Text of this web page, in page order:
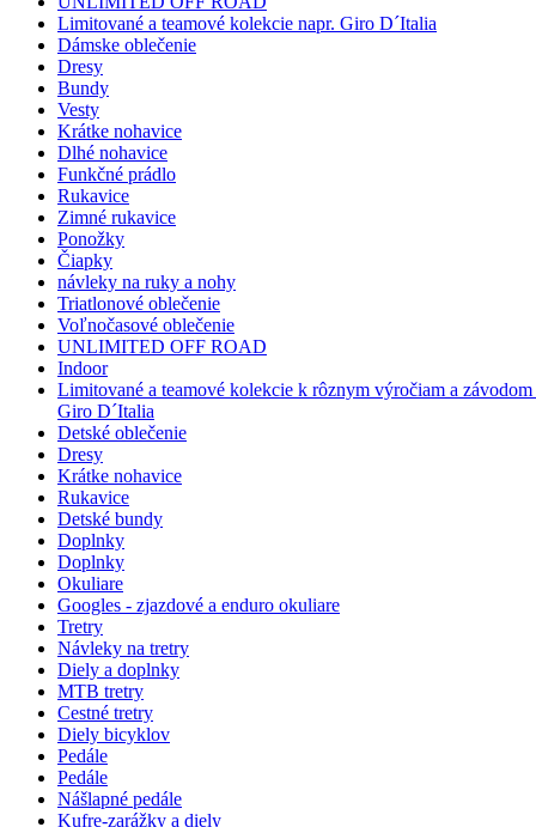
Limitované a teamové kolekcie napr. Giro D´Italia
Dámske oblečenie
Dresy
Bundy
Vesty
Krátke nohavice
Dlhé nohavice
Funkčné prádlo
Rukavice
Zimné rukavice
Ponožky
Čiapky
návleky na ruky a nohy
Triatlonové oblečenie
Voľnočasové oblečenie
UNLIMITED OFF ROAD
Indoor
Limitované a teamové kolekcie k rôznym výročiam a závodom
Giro D´Italia
Detské oblečenie
Dresy
Krátke nohavice
Rukavice
Detské bundy
Doplnky
Doplnky
Okuliare
Googles - zjazdové a enduro okuliare
Tretry
Návleky na tretry
Diely a doplnky
MTB tretry
Cestné tretry
Diely bicyklov
Pedále
Pedále
Nášlapné pedále
Kufre-zarážky a diely